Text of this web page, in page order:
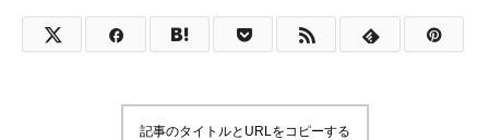
記事のタイトルとURLをコピーする